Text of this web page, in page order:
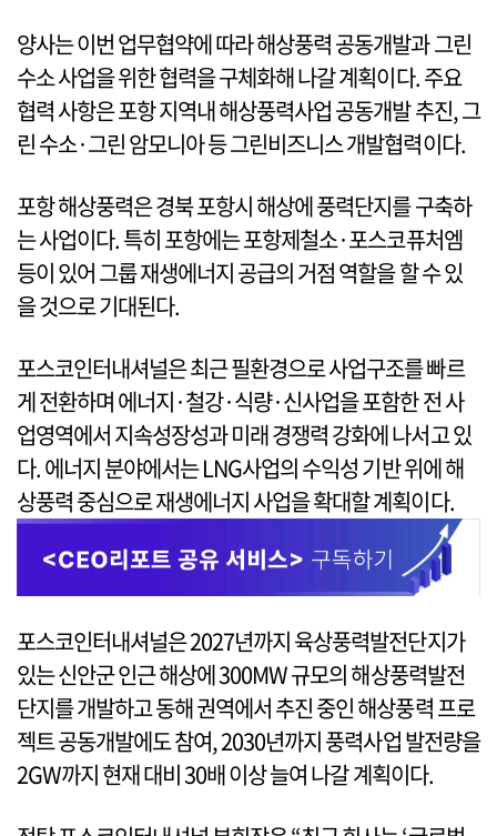
양사는 이번 업무협약에 따라 해상풍력 공동개발과 그린
수소 사업을 위한 협력을 구체화해 나갈 계획이다. 주요
협력 사항은 포항 지역내 해상풍력사업 공동개발 추진, 그
린 수소·그린 암모니아 등 그린비즈니스 개발협력이다.
포항 해상풍력은 경북 포항시 해상에 풍력단지를 구축하
는 사업이다. 특히 포항에는 포항제철소·포스코퓨처엠
등이 있어 그룹 재생에너지 공급의 거점 역할을 할 수 있
을 것으로 기대된다.
포스코인터내셔널은 최근 필환경으로 사업구조를 빠르
게 전환하며 에너지·철강·식량·신사업을 포함한 전 사
업영역에서 지속성장성과 미래 경쟁력 강화에 나서고 있
다. 에너지 분야에서는 LNG사업의 수익성 기반 위에 해
상풍력 중심으로 재생에너지 사업을 확대할 계획이다.
포스코인터내셔널은 2027년까지 육상풍력발전단지가
있는 신안군 인근 해상에 300MW 규모의 해상풍력발전
단지를 개발하고 동해 권역에서 추진 중인 해상풍력 프로
젝트 공동개발에도 참여, 2030년까지 풍력사업 발전량을
2GW까지 현재 대비 30배 이상 늘여 나갈 계획이다.